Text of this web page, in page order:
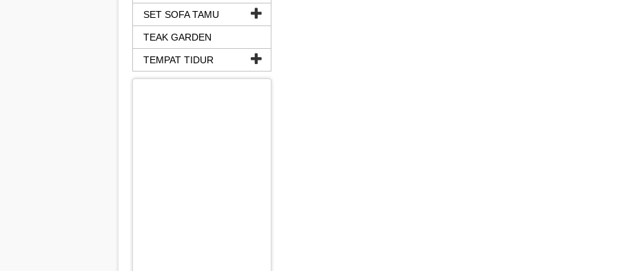
SET SOFA TAMU
TEAK GARDEN
TEMPAT TIDUR